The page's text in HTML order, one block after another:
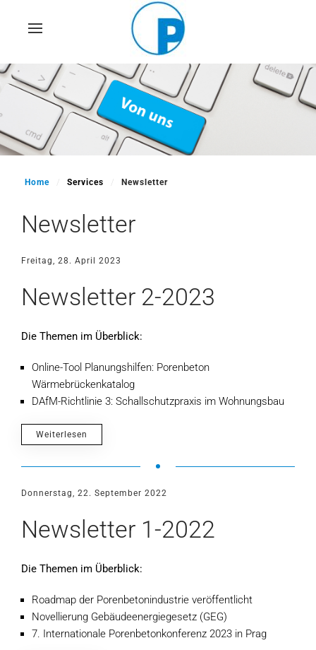
Skip
content
Home Services Newsletter
Newsletter
Freitag, 28. April 2023
Newsletter 2-2023
Die Themen im Überblick:
Online-Tool Planungshilfen: Porenbeton
Wärmebrückenkatalog
DAfM-Richtlinie 3: Schallschutzpraxis im Wohnungsbau
Weiterlesen
Donnerstag, 22. September 2022
Newsletter 1-2022
Die Themen im Überblick:
Roadmap der Porenbetonindustrie veröffentlicht
Novellierung Gebäudeenergiegesetz (GEG)
7. Internationale Porenbetonkonferenz 2023 in Prag